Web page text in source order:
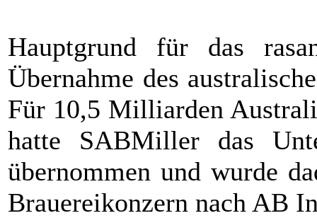
Hauptgrund für das
Übernahme des
Für 10,5 Milliarden
hatte SABMiller das
übernommen und wurde
Brauereikonzern nach AB